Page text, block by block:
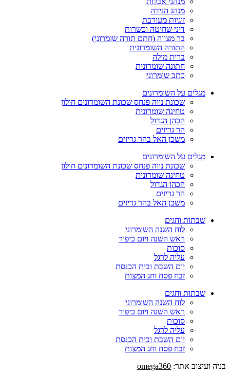
מנהג הנידה
זוגיות מעורבת
דיני שחיטה וכשרות
בר מצווה (חתם תורה שומרוני)
התורה השומרונית
ברית מילה
חתונה שומרונית
כתב שומרוני
מגלים על השומרונים
שכונת נווה פנחס שכונת השומרונים חולון
טחינה שומרונית
הכהן הגדול
הר גריזים
משכן האל בהר גריזים
מגלים על השומרונים
שכונת נווה פנחס שכונת השומרונים חולון
טחינה שומרונית
הכהן הגדול
הר גריזים
משכן האל בהר גריזים
שבתות וחגים
לוח השנה השומרוני
ראש השנה ויום כיפור
סוכות
עליה לרגל
יום השבת ובית הכנסת
זבח פסח וחג המצות
שבתות וחגים
לוח השנה השומרוני
ראש השנה ויום כיפור
סוכות
עליה לרגל
יום השבת ובית הכנסת
זבח פסח וחג המצות
בניה ועיצוב אתר: omega360